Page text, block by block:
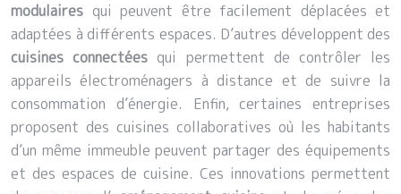
modulaires qui peuvent être facilement déplacées et
adaptées à différents espaces. D’autres développent des
cuisines connectées qui permettent de contrôler les
appareils électroménagers à distance et de suivre la
consommation d’énergie. Enfin, certaines entreprises
proposent des cuisines collaboratives où les habitants
d’un même immeuble peuvent partager des équipements
et des espaces de cuisine. Ces innovations permettent